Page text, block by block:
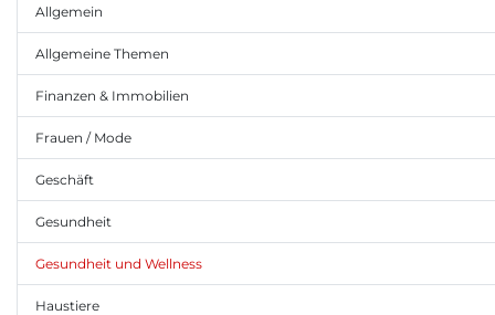
Allgemein
Allgemeine Themen
Finanzen & Immobilien
Frauen / Mode
Geschäft
Gesundheit
Gesundheit und Wellness
Haustiere